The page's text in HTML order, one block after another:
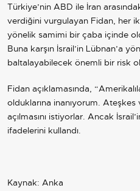
Türkiye’nin ABD ile İran
verdiğini vurgulayan Fidan, her
yönelik samimi bir çaba içinde
Buna karşın İsrail’in Lübnan’a
baltalayabilecek önemli bir risk
Fidan açıklamasında,
olduklarına inanıyorum. Ateşkes
açılmasını istiyorlar. Ancak
ifadelerini kullandı.
Kaynak: Anka